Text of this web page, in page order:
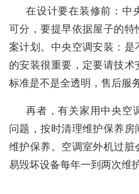
在设计要在装修前：中
可分，要提早依据屋子的
案计划。中央空调安装：
的安装很重要，定要请技
标准是不是全透明，售后服
再者，有关家用中央空
问题，按时清理维护保养
维护保养。空调室外机过
易毁坏设备每年一到两次维